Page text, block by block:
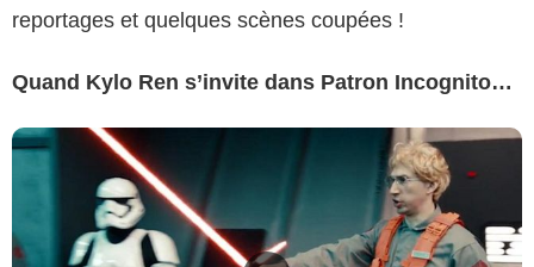
reportages et quelques scènes coupées !
Quand Kylo Ren s’invite dans Patron Incognito…